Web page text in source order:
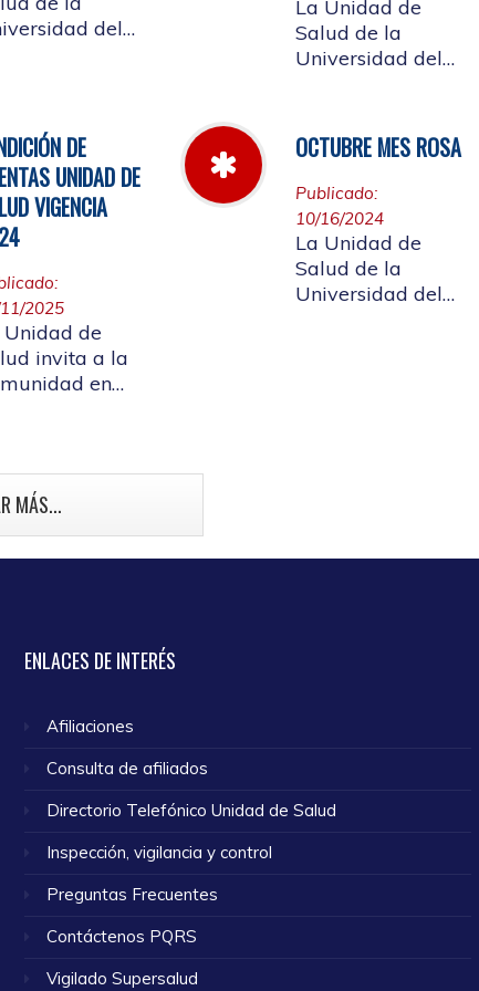
del
del 23 al
abril de
La Unidad de
Salud de la
Universidad del
Moderadoras,
Copagos y UPC
Adicional
aprobado según
acuerdo CDS 001
de 2025.
DE
UNIDAD DE
VIGENCIA
2025
Unidad de
invita a la
en
vigencia
2024
OCTUBRE MES ROSA
Publicado:
10/16/2024
La Unidad de
Salud de la
Universidad del
MÁS...
ENLACES DE INTERÉS
Afiliaciones
Consulta de afiliados
Directorio Telefónico Unidad de Salud
Inspección, vigilancia y control
Preguntas Frecuentes
Contáctenos PQRS
Vigilado Supersalud